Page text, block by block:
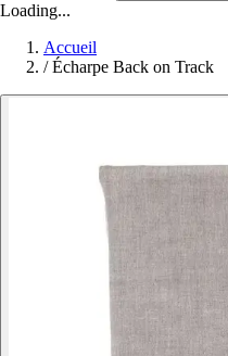
Loading...
Accueil
/ Écharpe Back on Track